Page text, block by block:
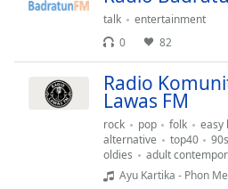
opens
subtitles
off,
talk
entertainment
0
82
Radio
Lawas FM
rock pop folk
easy
alternative
top40 90s
oldies
adult
Ayu Kartika - Phon